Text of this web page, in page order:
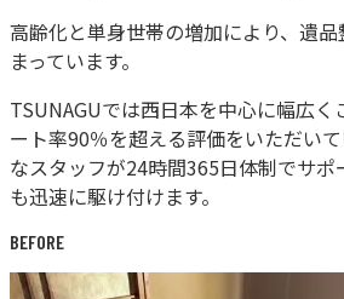
高齢化と単身世帯の増加により、遺
まっています。
TSUNAGUでは西日本を中心に幅広く
ート率90％を超える評価をいただい
なスタッフが24時間365日体制でサポ
も迅速に駆け付けます。
BEFORE